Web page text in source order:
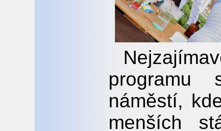
programu
náměstí,
menších